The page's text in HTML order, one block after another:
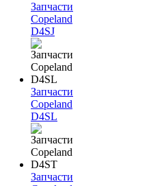
Запчасти
Copeland
D4SJ
Запчасти
Copeland
D4SL
Запчасти